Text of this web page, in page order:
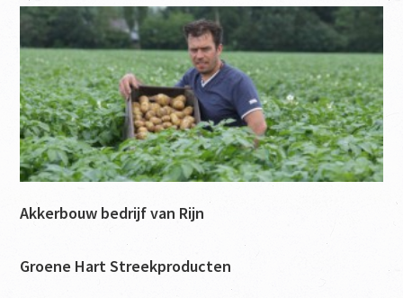
keurmerk
voor
streekproducten
Akkerbouw bedrijf van Rijn
Groene Hart Streekproducten